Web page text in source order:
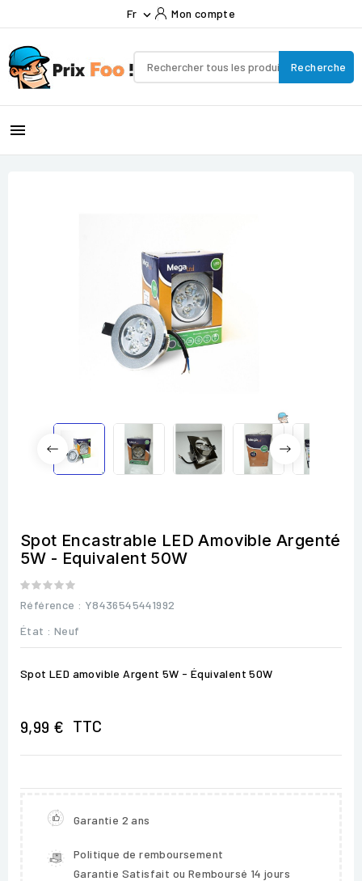
Fr  Mon compte
Recherche

Spot Encastrable LED Amovible Argenté
5W - Equivalent 50W
Référence : Y8436545441992
État : Neuf
Spot LED amovible Argent 5W - Équivalent 50W
9,99 € TTC
Garantie 2 ans
Politique de remboursement
Garantie Satisfait ou Remboursé 14 jours